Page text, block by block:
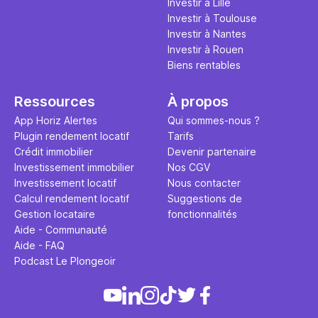
Investir à Lille
Investir à Toulouse
Investir à Nantes
Investir à Rouen
Biens rentables
Ressources
App Horiz Alertes
Plugin rendement locatif
Crédit immobilier
Investissement immobilier
Investissement locatif
Calcul rendement locatif
Gestion locataire
Aide - Communauté
Aide - FAQ
Podcast Le Plongeoir
À propos
Qui sommes-nous ?
Tarifs
Devenir partenaire
Nos CGV
Nous contacter
Suggestions de
fonctionnalités